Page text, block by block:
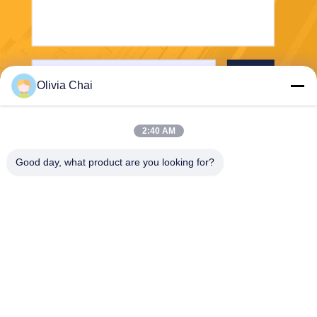
Olivia Chai
2:40 AM
Good day, what product are you looking for?